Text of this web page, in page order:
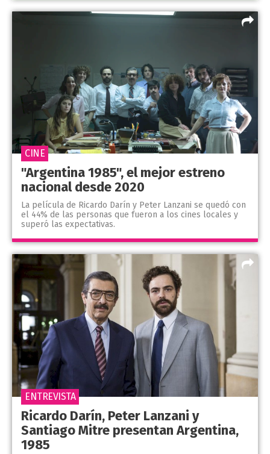
"Argentina 1985", el mejor estreno
nacional desde 2020
La película de Ricardo Darín y Peter Lanzani se quedó con
el 44% de las personas que fueron a los cines locales y
superó las expectativas.
CINE
Ricardo Darín, Peter Lanzani y
Santiago Mitre presentan Argentina,
1985
ENTREVISTA